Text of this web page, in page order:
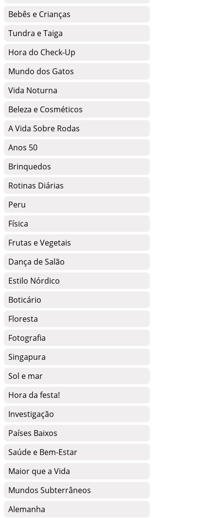
Bebês e Crianças
Tundra e Taiga
Hora do Check-Up
Mundo dos Gatos
Vida Noturna
Beleza e Cosméticos
A Vida Sobre Rodas
Anos 50
Brinquedos
Rotinas Diárias
Peru
Física
Frutas e Vegetais
Dança de Salão
Estilo Nórdico
Boticário
Floresta
Fotografia
Singapura
Sol e mar
Hora da festa!
Investigação
Países Baixos
Saúde e Bem-Estar
Maior que a Vida
Mundos Subterrâneos
Alemanha